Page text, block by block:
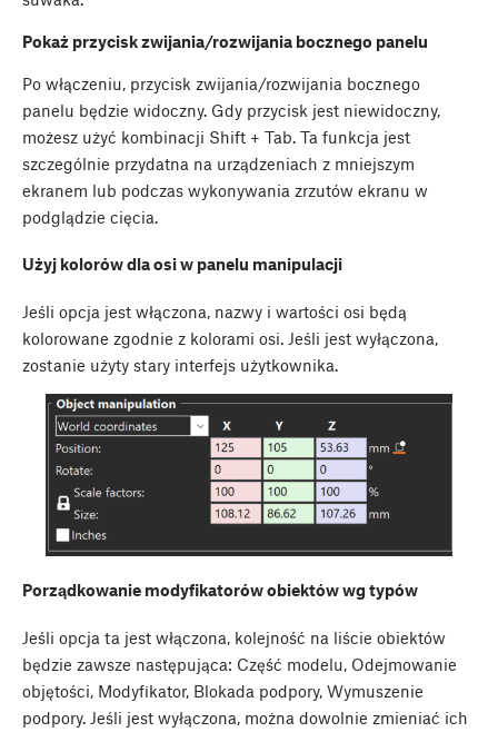
Pokaż przycisk zwijania/rozwijania bocznego panelu
Po włączeniu, przycisk zwijania/rozwijania bocznego
panelu będzie widoczny. Gdy przycisk jest niewidoczny,
możesz użyć kombinacji Shift + Tab. Ta funkcja jest
szczególnie przydatna na urządzeniach z mniejszym
ekranem lub podczas wykonywania zrzutów ekranu w
podglądzie cięcia.
Użyj kolorów dla osi w panelu manipulacji
Jeśli opcja jest włączona, nazwy i wartości osi będą
kolorowane zgodnie z kolorami osi. Jeśli jest wyłączona,
zostanie użyty stary interfejs użytkownika.
Porządkowanie modyfikatorów obiektów wg typów
Jeśli opcja ta jest włączona, kolejność na liście obiektów
będzie zawsze następująca: Część modelu, Odejmowanie
objętości, Modyfikator, Blokada podpory, Wymuszenie
podpory. Jeśli jest wyłączona, można dowolnie zmieniać ich